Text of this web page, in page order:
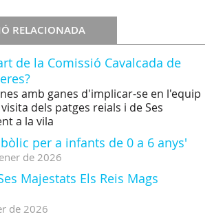
RELACIONADA
de la Comissió Cavalcada de
amb ganes d'implicar-se en l'equip
dels patges reials i de Ses
a la vila
per a infants de 0 a 6 anys'
de 2026
Majestats Els Reis Mags
de 2026